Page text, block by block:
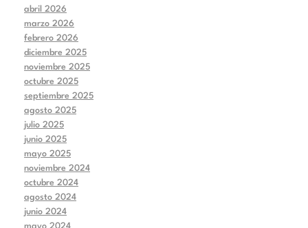
abril 2026
marzo 2026
febrero 2026
diciembre 2025
noviembre 2025
octubre 2025
septiembre 2025
agosto 2025
julio 2025
junio 2025
mayo 2025
noviembre 2024
octubre 2024
agosto 2024
junio 2024